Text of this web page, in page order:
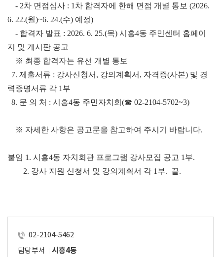
- 2차 면접심사 : 1차 합격자에 한해 면접 개별 통보 (2026.
6. 22.(월)~6. 24.(수) 예정)
- 합격자 발표 : 2026. 6. 25.(목) 시흥4동 주민센터 홈페이
지 및 게시판 공고
※ 최종 합격자는 유선 개별 통보
7. 제출서류 : 강사신청서, 강의계획서, 자격증(사본) 및 경
력증명서류 각 1부
8. 문 의 처 : 시흥4동 주민자치회(☎ 02-2104-5702~3)
※ 자세한 사항은 공고문을 참고하여 주시기 바랍니다.
붙임 1. 시흥4동 자치회관 프로그램 강사모집 공고 1부.
2. 강사 지원 신청서 및 강의계획서 각 1부.  끝.
02-2104-5462
담당부서
시흥4동